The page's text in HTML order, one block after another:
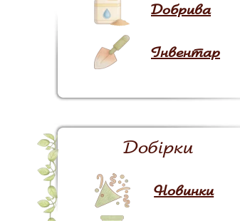
Добрива
Інвентар
Добірки
Новинки